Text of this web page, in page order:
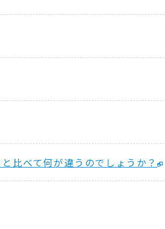
比べて何が違うのでしょうか？